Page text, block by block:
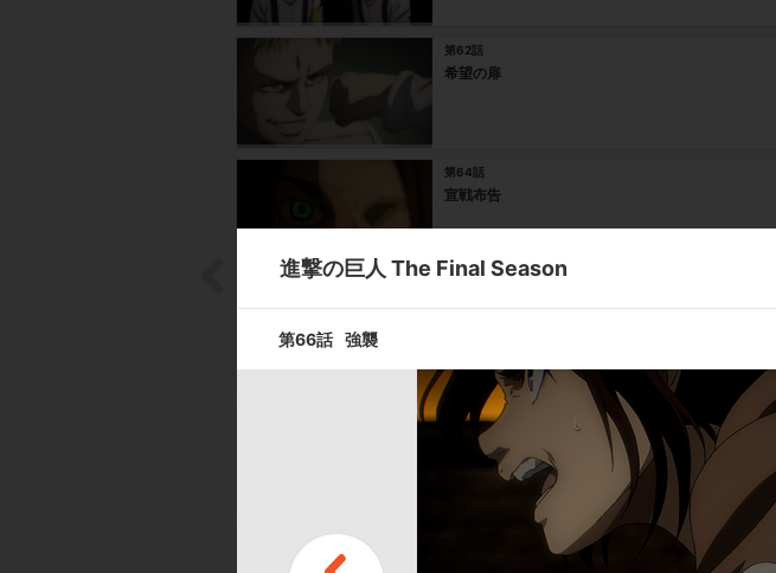
第62話
希望の扉
第64話
宣戦布告
第68話
義勇兵
進撃の巨人 The Final Season
第66話 強襲